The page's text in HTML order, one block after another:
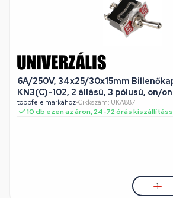
6A/250V, 34x25/30x15mm
KN3(C)-102, 2 állású, 3 pólusú, on/
többféle márkához•Cikkszám: UKA887
10 db ezen az áron, 24-72 órás